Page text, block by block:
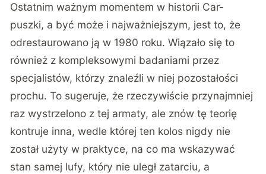
Ostatnim ważnym momentem w historii Car-
puszki, a być może i najważniejszym, jest to, że
odrestaurowano ją w 1980 roku. Wiązało się to
również z kompleksowymi badaniami przez
specjalistów, którzy znaleźli w niej pozostałości
prochu. To sugeruje, że rzeczywiście przynajmniej
raz wystrzelono z tej armaty, ale znów tę teorię
kontruje inna, wedle której ten kolos nigdy nie
został użyty w praktyce, na co ma wskazywać
stan samej lufy, który nie uległ zatarciu, a